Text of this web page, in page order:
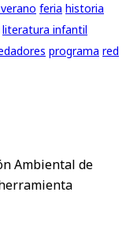
feria historia
literatura infantil
programa red
Ambiental de